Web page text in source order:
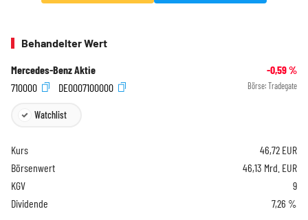
Behandelter Wert
Mercedes-Benz Aktie -0,59%
710000
DE0007100000 Börse: Tradegate
Watchlist
Kurs 46,72 EUR
Börsenwert
46,13 Mrd. EUR
KGV
9
Dividende
7,26 %